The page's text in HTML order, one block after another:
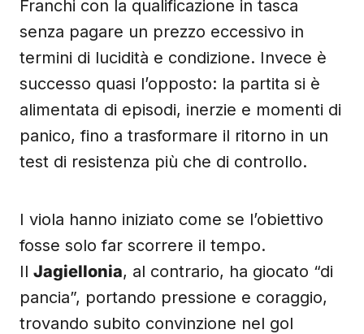
Franchi con la qualificazione in tasca
senza pagare un prezzo eccessivo in
termini di lucidità e condizione. Invece è
successo quasi l’opposto: la partita si è
alimentata di episodi, inerzie e momenti di
panico, fino a trasformare il ritorno in un
test di resistenza più che di controllo.
I viola hanno iniziato come se l’obiettivo
fosse solo far scorrere il tempo.
Il Jagiellonia, al contrario, ha giocato “di
pancia”, portando pressione e coraggio,
trovando subito convinzione nel gol